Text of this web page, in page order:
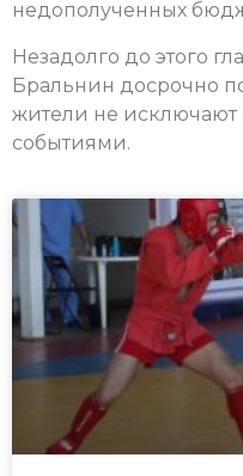
недополученных
Незадолго до этого
Бральнин досрочно
жители не
событиями.